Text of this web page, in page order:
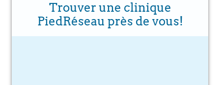
Trouver une clinique
PiedRéseau près de vous!